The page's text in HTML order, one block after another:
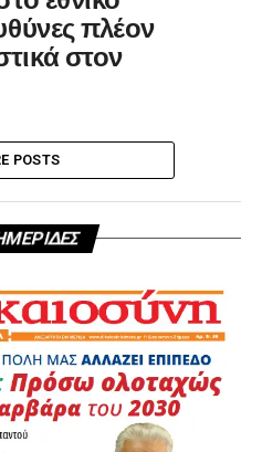
πλέον
στον
POSTS